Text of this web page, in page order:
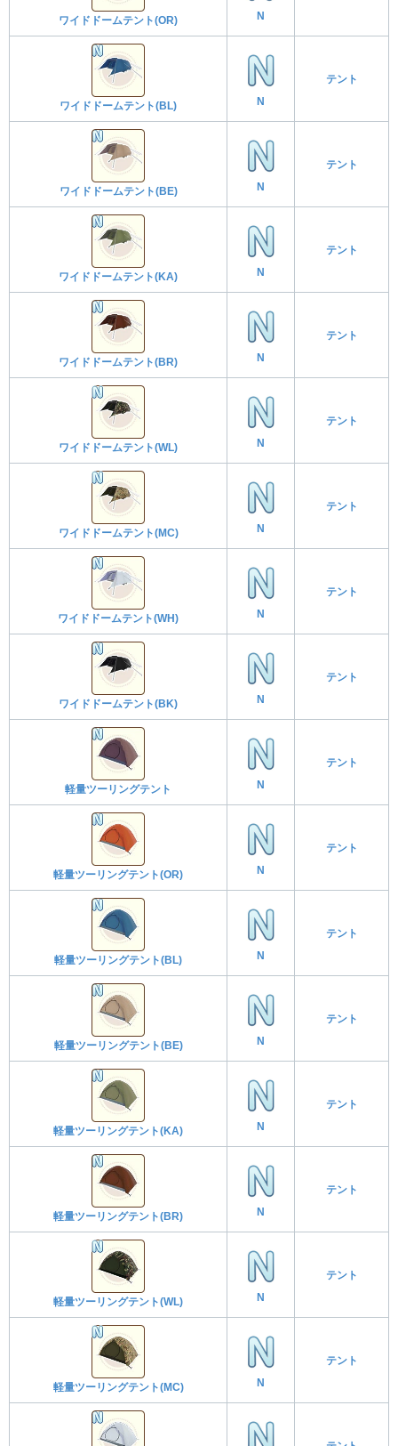
ワイドドームテント(OR) N
ワイドドームテント(BL) N
テント
ワイドドームテント(BE) N
テント
ワイドドームテント(KA) N
テント
ワイドドームテント(BR) N
テント
ワイドドームテント(WL) N
テント
ワイドドームテント(MC) N
テント
ワイドドームテント(WH) N
テント
ワイドドームテント(BK) N
テント
軽量ツーリングテント N
テント
軽量ツーリングテント(OR) N
テント
軽量ツーリングテント(BL) N
テント
軽量ツーリングテント(BE) N
テント
軽量ツーリングテント(KA) N
テント
軽量ツーリングテント(BR) N
テント
軽量ツーリングテント(WL) N
テント
軽量ツーリングテント(MC) N
テント